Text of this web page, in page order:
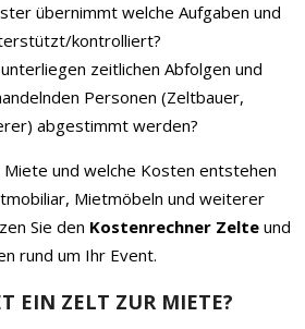
übernimmt welche Aufgaben und
kontrolliert?
zeitlichen Abfolgen und
Personen (Zeltbauer,
abgestimmt werden?
und welche Kosten entstehen
Mietmöbeln und weiterer
Sie den Kostenrechner Zelte und
rund um Ihr Event.
EIN ZELT ZUR MIETE?